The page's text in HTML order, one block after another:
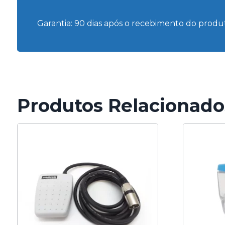
Garantia: 90 dias após o recebimento do
Produtos